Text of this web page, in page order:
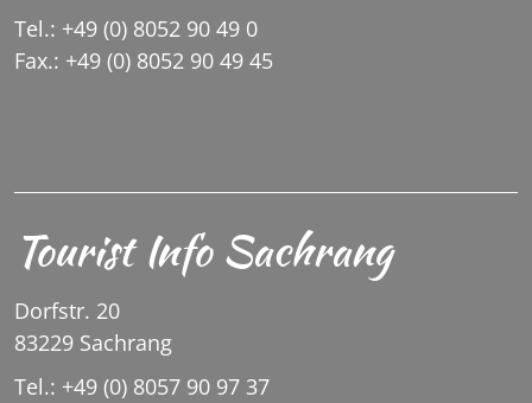
Tel.: +49 (0) 8052 90 49 0
Fax.: +49 (0) 8052 90 49 45
Tourist Info Sachrang
Dorfstr. 20
83229 Sachrang
Tel.: +49 (0) 8057 90 97 37